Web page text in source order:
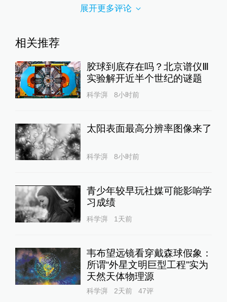
展开更多评论
相关推荐
胶球到底存在吗？北京谱仪Ⅲ
实验解开近半个世纪的谜题
科学湃 8小时前
太阳表面最高分辨率图像来了
科学湃 8小时前
青少年较早玩社媒可能影响学
习成绩
科学湃 1天前
韦布望远镜看穿戴森球假象：
所谓“外星文明巨型工程”实为
天然天体物理源
科学湃 2天前 47评